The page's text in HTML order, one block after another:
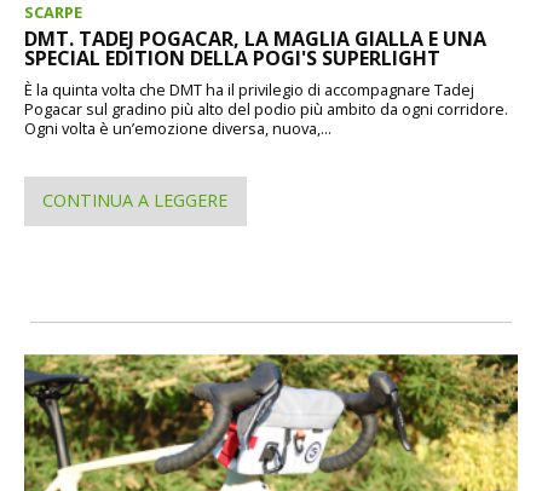
SCARPE
DMT. TADEJ POGACAR, LA MAGLIA GIALLA E UNA
SPECIAL EDITION DELLA POGI'S SUPERLIGHT
È la quinta volta che DMT ha il privilegio di accompagnare Tadej
Pogacar sul gradino più alto del podio più ambito da ogni corridore.
Ogni volta è un’emozione diversa, nuova,...
CONTINUA A LEGGERE